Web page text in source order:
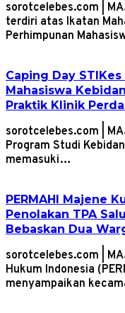
sorotcelebes.com |
terdiri atas Ikatan
Perhimpunan
Caping Day
Mahasiswa
Praktik Klinik
sorotcelebes.com |
Program Studi
memasuki…
PERMAHI Majene
Penolakan TPA
Bebaskan Dua
sorotcelebes.com |
Hukum Indonesia
menyampaikan